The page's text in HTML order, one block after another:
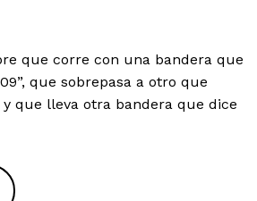
que corre con una bandera que
que sobrepasa a otro que
que lleva otra bandera que dice